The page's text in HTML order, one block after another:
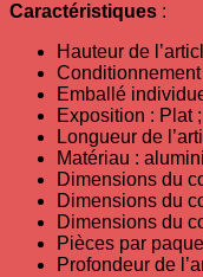
Caractéristiques :
Hauteur de
Emballé
Exposition : Plat ;
Longueur de
Matériau :
Dimensions du
Dimensions du
Dimensions du
Pièces par
Profondeur de